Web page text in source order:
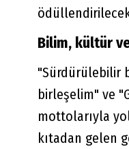
Bilim, kültür
"Sürdürülebilir
birleşelim" ve
mottolarıyla
kıtadan gelen